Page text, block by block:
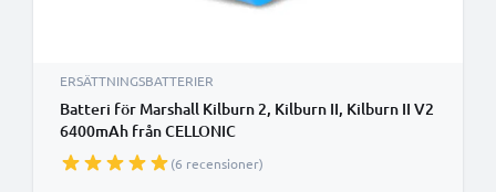
ERSÄTTNINGSBATTERIER
Batteri för Marshall Kilburn 2, Kilburn II, Kilburn II V2
6400mAh från CELLONIC
(6 recensioner)